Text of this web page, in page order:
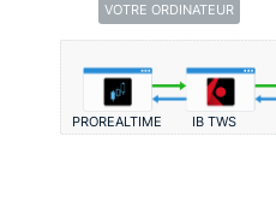
VOTRE ORDINATEUR
PROREALTIME IB TWS